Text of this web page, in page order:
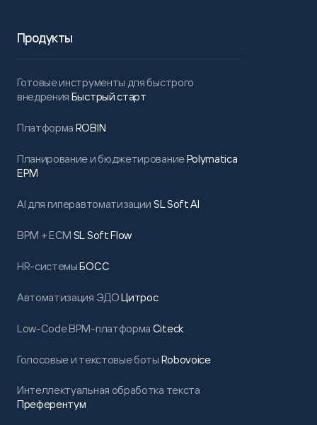
Продукты
Готовые инструменты для быстрого
внедрения Быстрый старт
Платформа ROBIN
Планирование и бюджетированиеPolymatica
EPM
AI для гиперавтоматизации SL Soft AI
BPM + ECM SL Soft Flow
HR-системыБОСС
Автоматизация ЭДОЦитрос
Low-Code BPM-платформа Citeck
Голосовые и текстовые боты Robovoice
Интеллектуальная обработка текста
Преферентум